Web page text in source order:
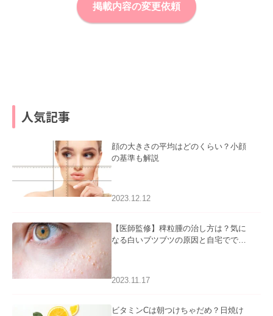
掲載内容の変更依頼
人気記事
顔の大きさの平均はどのくらい？小顔
の基準も解説
2023.12.12
【医師監修】稗粒腫の治し方は？気に
なる白いブツブツの原因と自宅ででき
2023.11.17
ビタミンCは朝つけちゃだめ？日焼け